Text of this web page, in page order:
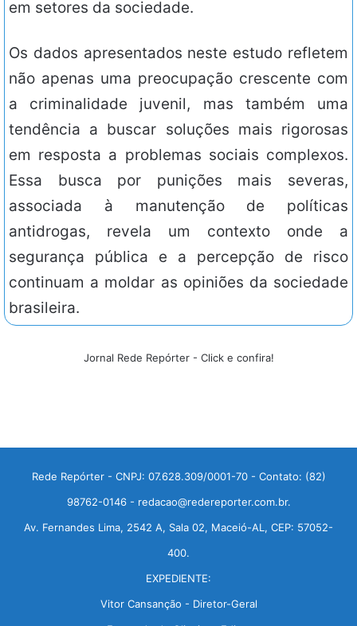
em setores da sociedade.
Os dados apresentados neste estudo refletem
não apenas uma preocupação crescente com
a criminalidade juvenil, mas também uma
tendência a buscar soluções mais rigorosas
em resposta a problemas sociais complexos.
Essa busca por punições mais severas,
associada à manutenção de políticas
antidrogas, revela um contexto onde a
segurança pública e a percepção de risco
continuam a moldar as opiniões da sociedade
brasileira.
Jornal Rede Repórter - Click e confira!
Rede Repórter - CNPJ: 07.628.309/0001-70 - Contato: (82)
98762-0146 - redacao@redereporter.com.br.
Av. Fernandes Lima, 2542 A, Sala 02, Maceió-AL, CEP: 57052-
400.
EXPEDIENTE:
Vitor Cansanção - Diretor-Geral